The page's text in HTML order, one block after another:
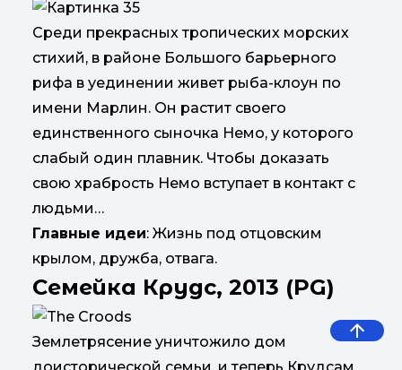
Среди прекрасных тропических морских
стихий, в районе Большого барьерного
рифа в уединении живет рыба-клоун по
имени Марлин. Он растит своего
единственного сыночка Немо, у которого
слабый один плавник. Чтобы доказать
свою храбрость Немо вступает в контакт с
людьми…
Главные идеи: Жизнь под отцовским
крылом, дружба, отвага.
Семейка Крудс, 2013 (PG)
Землетрясение уничтожило дом
доисторической семьи, и теперь Крудсам